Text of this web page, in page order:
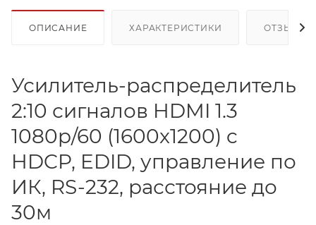
ОПИСАНИЕ ХАРАКТЕРИСТИКИ ОТЗЫВЫ
Усилитель-распределитель
2:10 сигналов HDMI 1.3
1080p/60 (1600x1200) c
HDCP, EDID, управление по
ИК, RS-232, расстояние до
30м